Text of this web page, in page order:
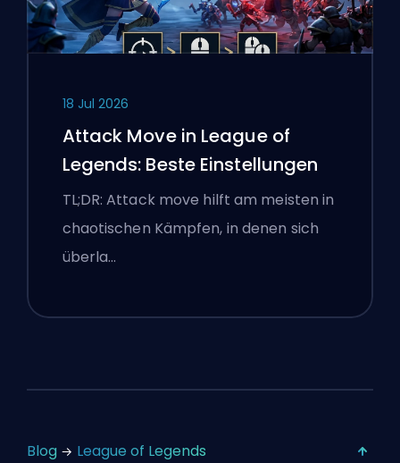
18 Jul 2026
Attack Move in League of
Legends: Beste Einstellungen
TL;DR: Attack move hilft am meisten in
chaotischen Kämpfen, in denen sich
überla…
Blog League of Legends